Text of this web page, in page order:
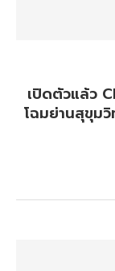
เปิดตัวแล้ว
โฉมย่านสุขุม